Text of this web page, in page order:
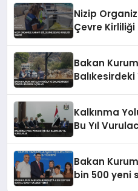
Nizip
Çevre Kirliliği
Bakan
Balıkesirdeki
Kalkınma
Bu Yıl
Bakan
bin 500 yeni